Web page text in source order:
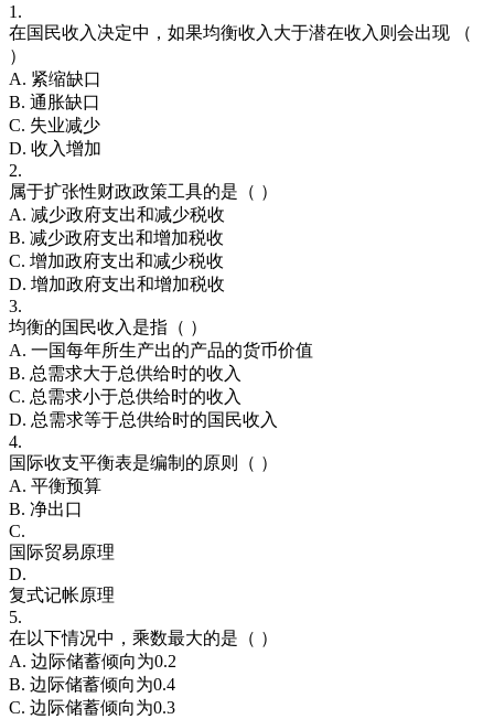
1.
在国民收入决定中，如果均衡收入大于潜在收入则会出现 （
）
A. 紧缩缺口
B. 通胀缺口
C. 失业减少
D. 收入增加
2.
属于扩张性财政政策工具的是（ ）
A. 减少政府支出和减少税收
B. 减少政府支出和增加税收
C. 增加政府支出和减少税收
D. 增加政府支出和增加税收
3.
均衡的国民收入是指（ ）
A. 一国每年所生产出的产品的货币价值
B. 总需求大于总供给时的收入
C. 总需求小于总供给时的收入
D. 总需求等于总供给时的国民收入
4.
国际收支平衡表是编制的原则（ ）
A. 平衡预算
B. 净出口
C.
国际贸易原理
D.
复式记帐原理
5.
在以下情况中，乘数最大的是（ ）
A. 边际储蓄倾向为0.2
B. 边际储蓄倾向为0.4
C. 边际储蓄倾向为0.3